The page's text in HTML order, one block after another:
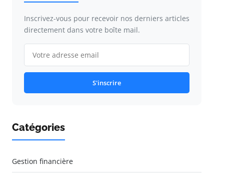
Inscrivez-vous pour recevoir nos derniers articles
directement dans votre boîte mail.
S'inscrire
Catégories
Gestion financière